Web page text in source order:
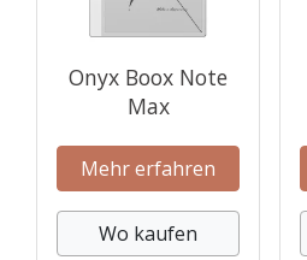
Onyx Boox Note
Max
Mehr erfahren
Wo kaufen